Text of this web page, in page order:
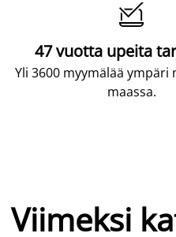

47 vuotta upeita
Yli 3600 myymälää ympäri
maassa.
Viimeksi